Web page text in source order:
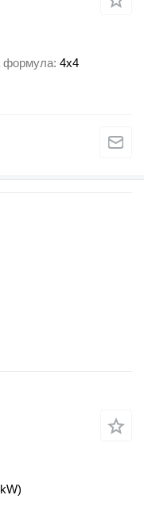
формула 4x4